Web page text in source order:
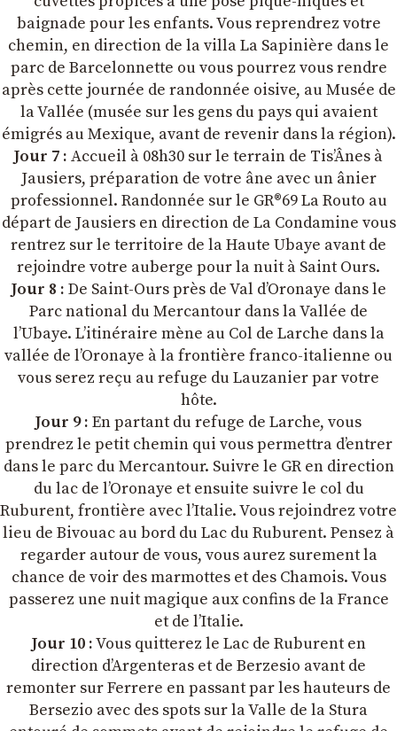
baignade pour les enfants. Vous reprendrez votre
chemin, en direction de la villa La Sapinière dans le
parc de Barcelonnette ou vous pourrez vous rendre
après cette journée de randonnée oisive, au Musée de
la Vallée (musée sur les gens du pays qui avaient
émigrés au Mexique, avant de revenir dans la région).
Jour 7 : Accueil à 08h30 sur le terrain de Tis’Ânes à
Jausiers, préparation de votre âne avec un ânier
professionnel. Randonnée sur le GR®69 La Routo au
départ de Jausiers en direction de La Condamine vous
rentrez sur le territoire de la Haute Ubaye avant de
rejoindre votre auberge pour la nuit à Saint Ours.
Jour 8 : De Saint-Ours près de Val d’Oronaye dans le
Parc national du Mercantour dans la Vallée de
l’Ubaye. L’itinéraire mène au Col de Larche dans la
vallée de l’Oronaye à la frontière franco-italienne ou
vous serez reçu au refuge du Lauzanier par votre
hôte.
Jour 9 : En partant du refuge de Larche, vous
prendrez le petit chemin qui vous permettra d’entrer
dans le parc du Mercantour. Suivre le GR en direction
du lac de l’Oronaye et ensuite suivre le col du
Ruburent, frontière avec l’Italie. Vous rejoindrez votre
lieu de Bivouac au bord du Lac du Ruburent. Pensez à
regarder autour de vous, vous aurez surement la
chance de voir des marmottes et des Chamois. Vous
passerez une nuit magique aux confins de la France
et de l’Italie.
Jour 10 :Vous quitterez le Lac de Ruburent en
direction d’Argenteras et de Berzesio avant de
remonter sur Ferrere en passant par les hauteurs de
Bersezio avec des spots sur la Valle de la Stura